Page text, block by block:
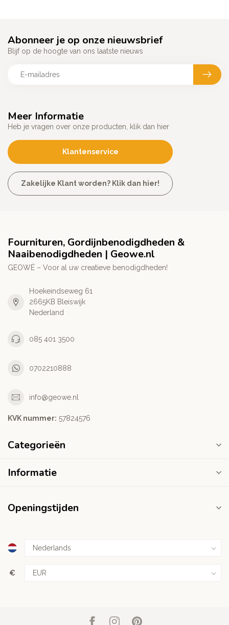
Meer Informatie
Heb je vragen over onze producten, klik dan hier
Klantenservice
Zakelijke Klant worden? Klik dan hier!
Abonneer je op onze nieuwsbrief
Blijf op de hoogte van ons laatste nieuws
Fournituren, Gordijnbenodigdheden &
Naaibenodigdheden | Geowe.nl
GEOWÉ – Voor al uw creatieve benodigdheden!
Hoekeindseweg 61
2665KB Bleiswijk
Nederland
085 401 3500
0702210888
info@geowe.nl
KVK nummer: ‭57824576‬
Categorieën
Informatie
Openingstijden
€